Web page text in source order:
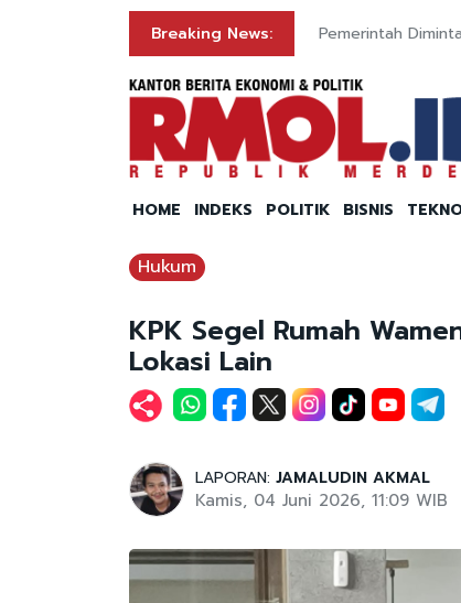
Breaking News: Pemerintah
HOME INDEKS POLITIK BISNIS
Hukum
KPK Segel Rumah
Lokasi Lain
LAPORAN: JAMALUDIN AKMAL
Kamis, 04 Juni 2026, 11:09 WIB